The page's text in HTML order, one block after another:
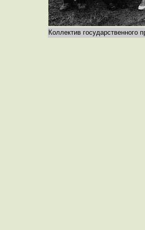
Коллектив государственного